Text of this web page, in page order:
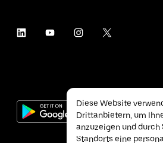
Diese Website
Drittanbietern, um
anzuzeigen und durch
Standorts eine